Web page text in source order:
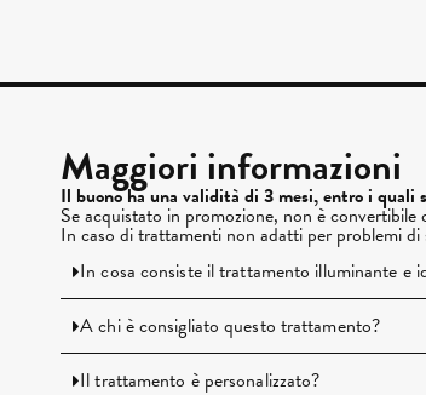
Maggiori informazioni
Il buono ha una validità di 3 mesi, entro i
Se acquistato in promozione, non è
In caso di trattamenti non adatti per problemi
In cosa consiste il trattamento illuminante e
A chi è consigliato questo trattamento?
Il trattamento è personalizzato?